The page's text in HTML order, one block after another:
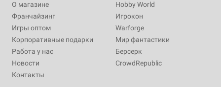
О магазине
Франчайзинг
Игры оптом
Корпоративные подарки
Работа у нас
Новости
Контакты
Hobby World
Игрокон
Warforge
Мир фантастики
Берсерк
CrowdRepublic